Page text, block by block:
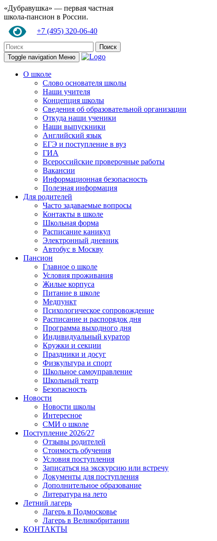
«Дубравушка» — первая частная
школа-пансион в России.
+7 (495) 320-06-40
Поиск
Toggle navigation Меню
О школе
Слово основателя школы
Наши учителя
Концепция школы
Сведения об образовательной организации
Откуда наши ученики
Наши выпускники
Английский язык
ЕГЭ и поступление в вуз
ГИА
Всероссийские проверочные работы
Вакансии
Информационная безопасность
Полезная информация
Для родителей
Часто задаваемые вопросы
Контакты в школе
Школьная форма
Расписание каникул
Электронный дневник
Автобус в Москву
Пансион
Главное о школе
Условия проживания
Жилые корпуса
Питание в школе
Медпункт
Психологическое сопровождение
Расписание и распорядок дня
Программа выходного дня
Индивидуальный куратор
Кружки и секции
Праздники и досуг
Физкультура и спорт
Школьное самоуправление
Школьный театр
Безопасность
Новости
Новости школы
Интересное
СМИ о школе
Поступление 2026/27
Отзывы родителей
Стоимость обучения
Условия поступления
Записаться на экскурсию или встречу
Документы для поступления
Дополнительное образование
Литература на лето
Летний лагерь
Лагерь в Подмосковье
Лагерь в Великобритании
КОНТАКТЫ